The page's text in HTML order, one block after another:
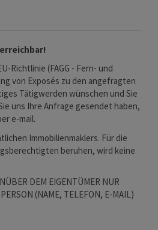
Richtlinie (FAGG - Fern- und
von Exposés zu den angefragten
Tätigwerden wünschen und Sie
uns Ihre Anfrage gesendet haben,
e-mail.
Immobilienmaklers. Für die
beruhen, wird keine
DEM EIGENTÜMER NUR
(NAME, TELEFON, E-MAIL)